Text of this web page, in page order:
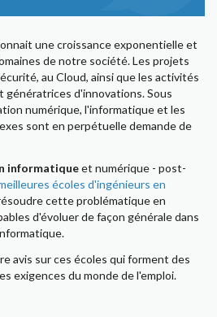
une croissance exponentielle et
de notre société. Les projets
au Cloud, ainsi que les activités
d'innovations. Sous
numérique, l'informatique et les
sont en perpétuelle demande de
informatiqueet numérique - post-
écoles d'ingénieurs en
cette problématique en
d'évoluer de façon générale dans
avis sur ces écoles qui forment des
exigences du monde de l'emploi.